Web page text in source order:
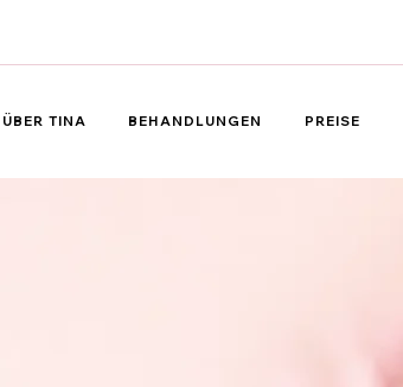
ÜBER TINA BEHANDLUNGEN PREISE